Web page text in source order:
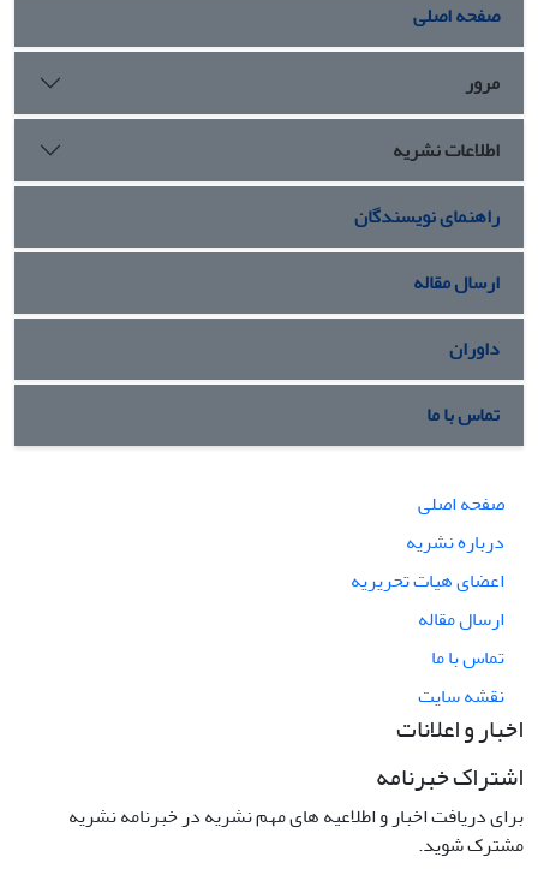
صفحه اصلی
مرور
اطلاعات نشریه
راهنمای نویسندگان
ارسال مقاله
داوران
تماس با ما
صفحه اصلی
درباره نشریه
اعضای هیات تحریریه
ارسال مقاله
تماس با ما
نقشه سایت
اخبار و اعلانات
اشتراک خبرنامه
برای دریافت اخبار و اطلاعیه های مهم نشریه در خبرنامه نشریه
مشترک شوید.